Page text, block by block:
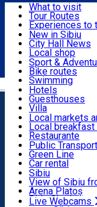
Română
Useful info
Activities &
Accommodation
Food, Drinks &
Transport & Parking
Live Webcams
What to visit
Tour Routes
Experiences to
Podcast
Culture
Museums
Churches
Parks, Zoo
County of Sibiu
New in Sibiu
City Hall News
Local shop
Sibiu artisans
Sibiul Verde
Public services
Education
How do I get to
Tourist Info
Tour Guides
Guided tours
Publicații locale
Beauty salons
Sport &
Bike routes
Swimming
Riding
Indoor activities
Loc de joacă
Loc de joacă
Ski
Ice skating
Yoga
Hotels
Guesthouses
Villa
Hostels
Motel
Camping
Renting rooms
Rooms for rent
Local markets
Local breakfast
Restaurante
Pizza
Fast Food
Coffee
Sweets
Pub, Bar
Night clubs
Bakeries
Public Transport
Green Line
Car rental
Rent a bike
Scooter rentals
Taxi
Ride Sharing
Sibiu
View of Sibiu
Arena Platoș
Live Webcams